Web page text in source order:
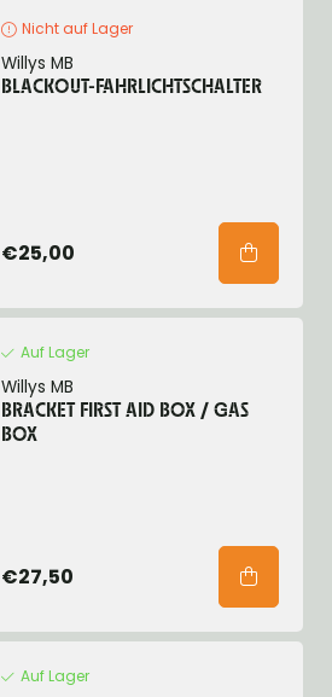
Nicht auf Lager
Willys MB
BLACKOUT-FAHRLICHTSCHALTER
€25,00
Auf Lager
Willys MB
BRACKET FIRST AID BOX / GAS
BOX
€27,50
Auf Lager